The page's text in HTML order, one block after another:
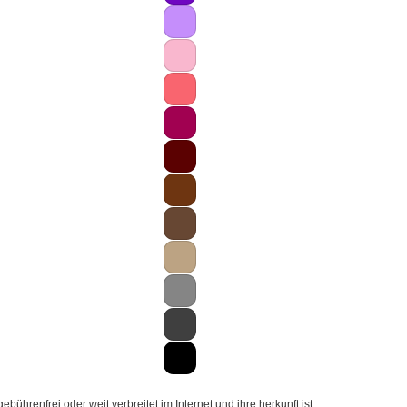
oder weit verbreitet im Internet und ihre herkunft ist